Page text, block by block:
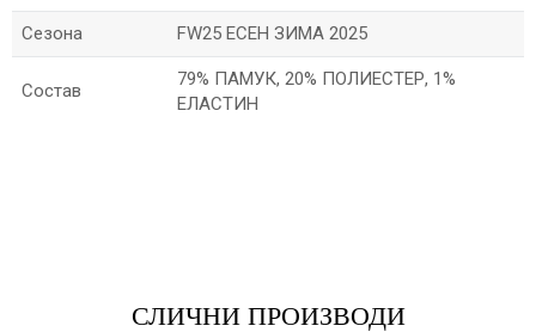
Сезона FW25 ЕСЕН ЗИМА 2025
Состав
79% ПАМУК, 20% ПОЛИЕСТЕР, 1%
ЕЛАСТИН
СЛИЧНИ ПРОИЗВОДИ